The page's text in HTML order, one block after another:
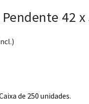
42 x
de 250 unidades.